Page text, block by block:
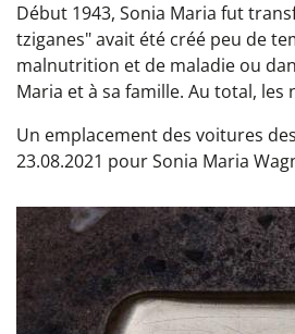
Début 1943, Sonia Maria fut
tziganes" avait été créé peu de
malnutrition et de maladie ou
Maria et à sa famille. Au total, les
Un emplacement des voitures
23.08.2021 pour Sonia Maria